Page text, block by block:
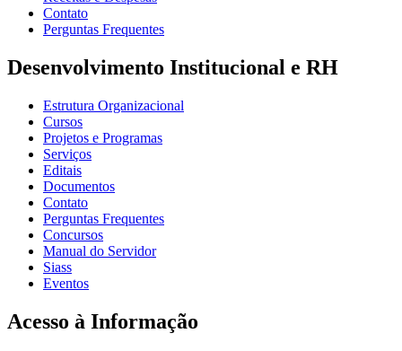
Contato
Perguntas Frequentes
Desenvolvimento Institucional e RH
Estrutura Organizacional
Cursos
Projetos e Programas
Serviços
Editais
Documentos
Contato
Perguntas Frequentes
Concursos
Manual do Servidor
Siass
Eventos
Acesso à Informação